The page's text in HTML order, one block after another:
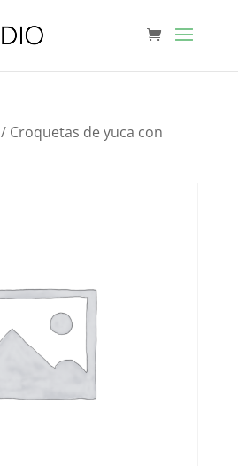
/ Croquetas de yuca con